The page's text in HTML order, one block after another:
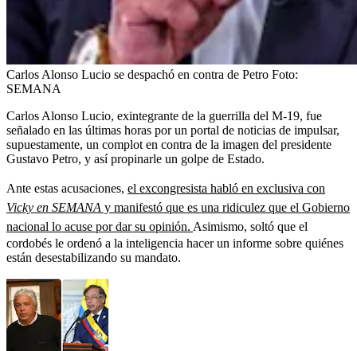
Carlos Alonso Lucio se despachó en contra de Petro Foto:
SEMANA
Carlos Alonso Lucio, exintegrante de la guerrilla del M-19, fue
señalado en las últimas horas por un portal de noticias de impulsar,
supuestamente, un complot en contra de la imagen del presidente
Gustavo Petro, y así propinarle un golpe de Estado.
Ante estas acusaciones, el excongresista habló en exclusiva con
Vicky en SEMANA y manifestó que es una ridiculez que el Gobierno
nacional lo acuse por dar su opinión. Asimismo, soltó que el
cordobés le ordenó a la inteligencia hacer un informe sobre quiénes
están desestabilizando su mandato.